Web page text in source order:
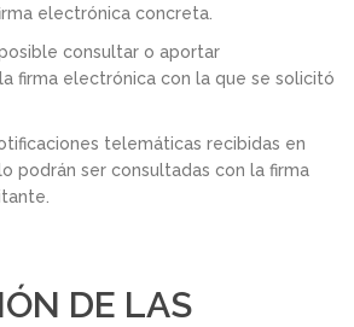
electrónica concreta.
consultar o aportar
firma electrónica con la que se solicitó
telemáticas recibidas en
podrán ser consultadas con la firma
DE LAS